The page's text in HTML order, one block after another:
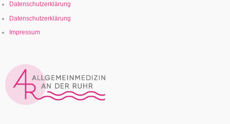
Datenschutzerklärung
Datenschutzerklärung
Impressum